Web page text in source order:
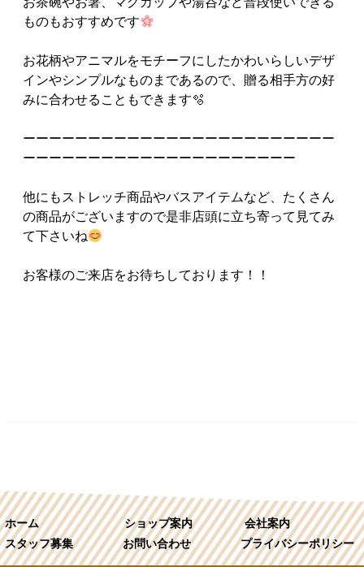
ものもおすすめです
お花柄やアニマルをモチーフにしたかわいらしいデザ
インやシンプルなものまであるので、贈る相手方の好
みに合わせることもできます🫧
ーーーーーーーーーーーーーーーーーーーーーーーー
ーーーーーーーーーーーーーーーーーーーーー
他にもストレッチ商品やバスアイテムなど、たくさん
の商品がございますので是非店頭に立ち寄って見てみ
て下さいね
お客様のご来店をお待ちしております！！
ホーム ショップ案内
会社案内
スタッフ募集
お問い合わせ プライバシーポリシー